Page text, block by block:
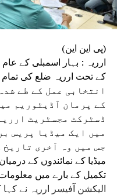
(پی این این)
انتخابی عمل کے طے
کے پرمان آڈیٹوریم
ڈسٹرکٹ مجسٹریٹ
میں ایک میڈیا پریس
جس میں وہ آخری
میڈیا کے نمائندوں کے
تکمیل کے بارے میں